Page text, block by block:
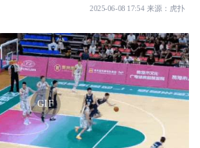
2025-06-08 17:54 来源： 虎扑
GIF